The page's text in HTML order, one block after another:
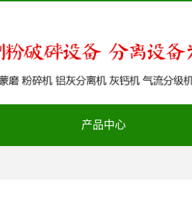
产品中心